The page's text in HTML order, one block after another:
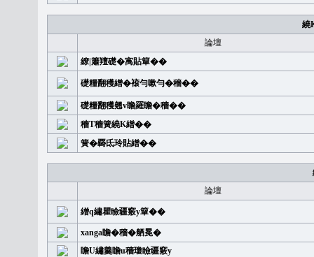
繞
論壇
繚|簫羶礎�㝢貼簞��
礎糧翻穫繒�䙛勻嗽勻�穡��
礎糧翻穫翹v瞻羅瞻�穡��
穡T穡簧繞K繒��
簧�覉氐玲貼繒��
論壇
繒q繡瞿瞼疆竅y簞��
xanga瞻�穡�舾冕�
瞻U繡羹瞻u穡瓊瞼疆竅y